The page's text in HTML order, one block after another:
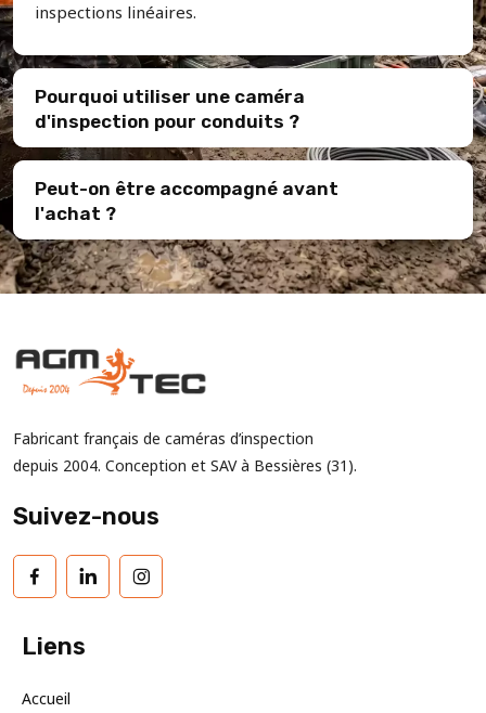
inspections linéaires.
Pourquoi utiliser une caméra
d'inspection pour conduits ?
Peut-on être accompagné avant
l'achat ?
Fabricant français de caméras d’inspection
depuis 2004. Conception et SAV à Bessières (31).
Suivez-nous
FacebookLinkedIn
Liens
Accueil